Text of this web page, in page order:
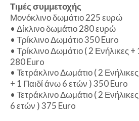
Τιμές συμμετοχής
Μονόκλινο δωμάτιο 225 ευρώ
• Δίκλινο δωμάτιο 280 ευρώ
• Τρίκλινο Δωμάτιο 350 Euro
• Τρίκλινο Δωμάτιο ( 2 Ενήλικες
280 Euro
• Τετράκλινο Δωμάτιο ( 2
+ 1 Παιδί άνω 6 ετών ) 350 Euro
• Τετράκλινο Δωμάτιο ( 2
6 ετών ) 375 Euro